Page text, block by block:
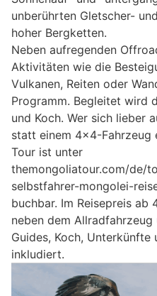
unberührten Gletscher-
hoher Bergketten.
Neben aufregenden
Aktivitäten wie die
Vulkanen, Reiten oder
Programm. Begleitet wird
und Koch. Wer sich lieber
statt einem 4×4-Fahrzeug
Tour ist unter
themongoliatour.com/de/
selbstfahrer-mongolei-
buchbar. Im Reisepreis ab
neben dem
Guides, Koch,
inkludiert.